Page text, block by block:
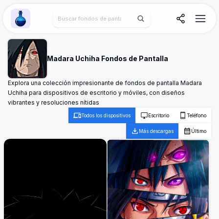
Wallpaper Alchemy
Madara Uchiha Fondos de Pantalla
Explora una colección impresionante de fondos de pantalla Madara
Uchiha para dispositivos de escritorio y móviles, con diseños
vibrantes y resoluciones nítidas
Todos los dispositivos Escritorio Teléfono
Más descargas Último